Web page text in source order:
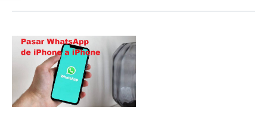
Cambiar la
ubicación
Trucos de IA
Desbloquear